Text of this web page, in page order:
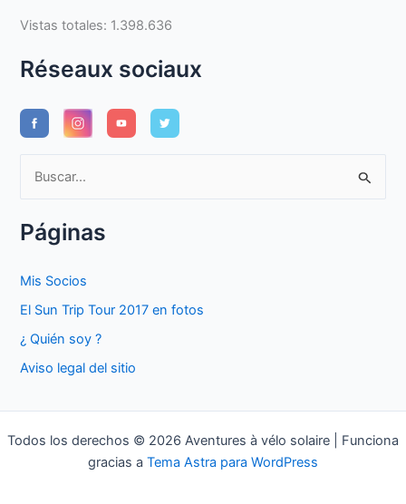
Vistas totales: 1.398.636
Réseaux sociaux
c
o
r
Páginas
Mis Socios
El Sun Trip Tour 2017 en fotos
¿ Quién soy ?
Aviso legal del sitio
Todos los derechos © 2026 Aventures à vélo solaire | Funciona
gracias a Tema Astra para WordPress